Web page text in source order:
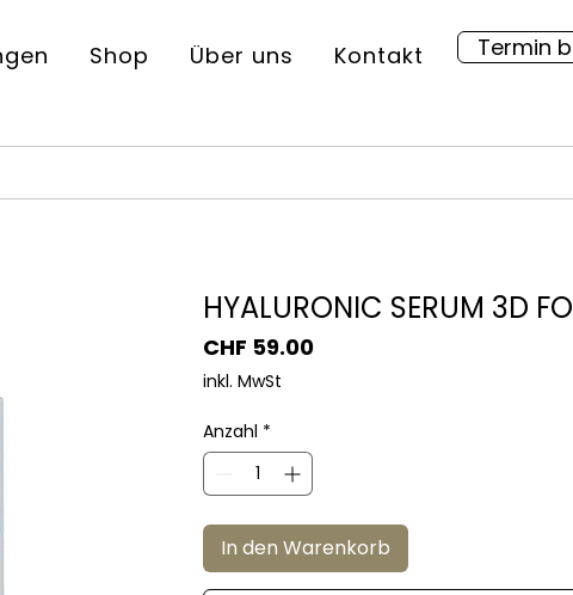
Shop Über uns Kontakt Termin
HYALURONIC SERUM 3D
CHF 59.00Preis
inkl. MwSt
Anzahl *
In den Warenkorb